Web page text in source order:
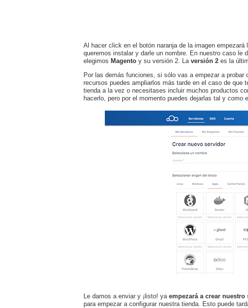
Al hacer click en el botón naranja de la imagen
queremos instalar y darle un nombre. En nuestro caso le
elegimos Magento y su versión 2. La versión 2 es la
Por las demás funciones, si sólo vas a empezar a
recursos puedes ampliarlos más tarde en el caso de
tienda a la vez o necesitases incluir muchos productos
hacerlo, pero por el momento puedes dejarlas tal y como
Le damos a enviar y ¡listo! ya empezará a crear
para empezar a configurar nuestra tienda. Esto puede